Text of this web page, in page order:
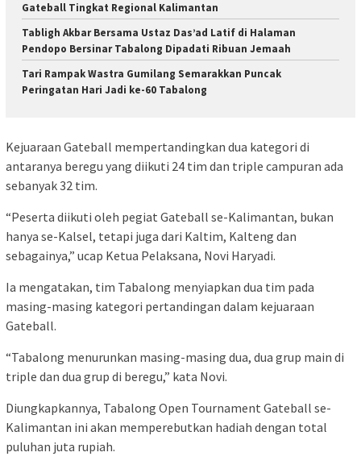
Gateball Tingkat Regional Kalimantan
Tabligh Akbar Bersama Ustaz Das’ad Latif di Halaman
Pendopo Bersinar Tabalong Dipadati Ribuan Jemaah
Tari Rampak Wastra Gumilang Semarakkan Puncak
Peringatan Hari Jadi ke-60 Tabalong
Kejuaraan Gateball mempertandingkan dua kategori di
antaranya beregu yang diikuti 24 tim dan triple campuran ada
sebanyak 32 tim.
“Peserta diikuti oleh pegiat Gateball se-Kalimantan, bukan
hanya se-Kalsel, tetapi juga dari Kaltim, Kalteng dan
sebagainya,” ucap Ketua Pelaksana, Novi Haryadi.
Ia mengatakan, tim Tabalong menyiapkan dua tim pada
masing-masing kategori pertandingan dalam kejuaraan
Gateball.
“Tabalong menurunkan masing-masing dua, dua grup main di
triple dan dua grup di beregu,” kata Novi.
Diungkapkannya, Tabalong Open Tournament Gateball se-
Kalimantan ini akan memperebutkan hadiah dengan total
puluhan juta rupiah.